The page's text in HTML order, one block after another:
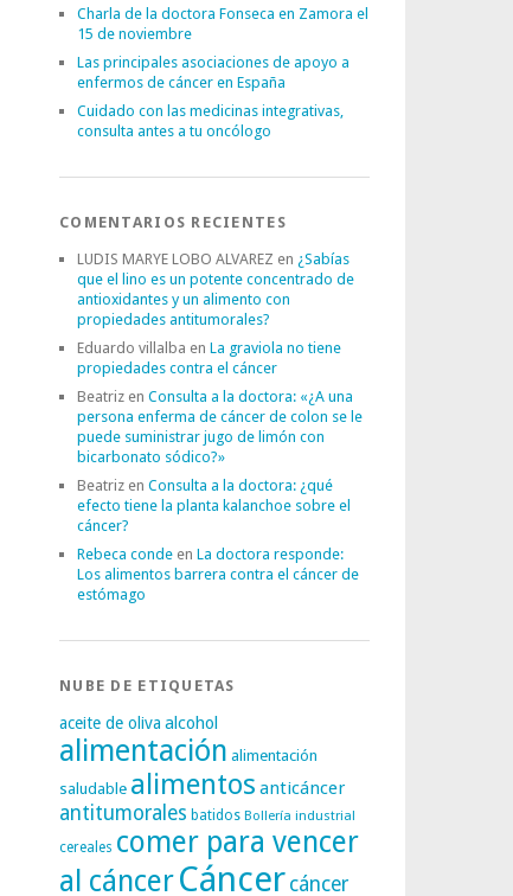
Charla de la doctora Fonseca en Zamora el
15 de noviembre
Las principales asociaciones de apoyo a
enfermos de cáncer en España
Cuidado con las medicinas integrativas,
consulta antes a tu oncólogo
COMENTARIOS RECIENTES
LUDIS MARYE LOBO ALVAREZ en ¿Sabías
que el lino es un potente concentrado de
antioxidantes y un alimento con
propiedades antitumorales?
Eduardo villalba en La graviola no tiene
propiedades contra el cáncer
Beatriz en Consulta a la doctora: «¿A una
persona enferma de cáncer de colon se le
puede suministrar jugo de limón con
bicarbonato sódico?»
Beatriz en Consulta a la doctora: ¿qué
efecto tiene la planta kalanchoe sobre el
cáncer?
Rebeca conde en La doctora responde:
Los alimentos barrera contra el cáncer de
estómago
NUBE DE ETIQUETAS
aceite de oliva alcohol
alimentación alimentación
saludable alimentos anticáncer
antitumorales batidos Bollería industrial
cereales comer para vencer
al cáncerCáncer cáncer